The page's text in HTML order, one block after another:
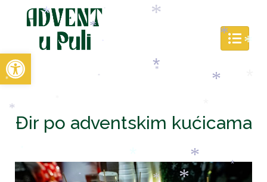
Open toolbar
Đir po adventskim kućicama
*
*
*
*
*
*
*